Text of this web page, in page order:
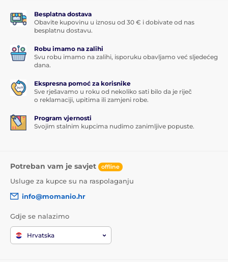
Besplatna dostava
Obavite kupovinu u iznosu od 30 € i dobivate od nas
besplatnu dostavu.
Robu imamo na zalihi
Svu robu imamo na zalihi, isporuku obavljamo već sljedećeg
dana.
Ekspresna pomoć za korisnike
Sve rješavamo u roku od nekoliko sati bilo da je riječ
o reklamaciji, upitima ili zamjeni robe.
Program vjernosti
Svojim stalnim kupcima nudimo zanimljive popuste.
Potreban vam je savjet offline
Usluge za kupce su na raspolaganju
info@momanio.hr
Gdje se nalazimo
Hrvatska